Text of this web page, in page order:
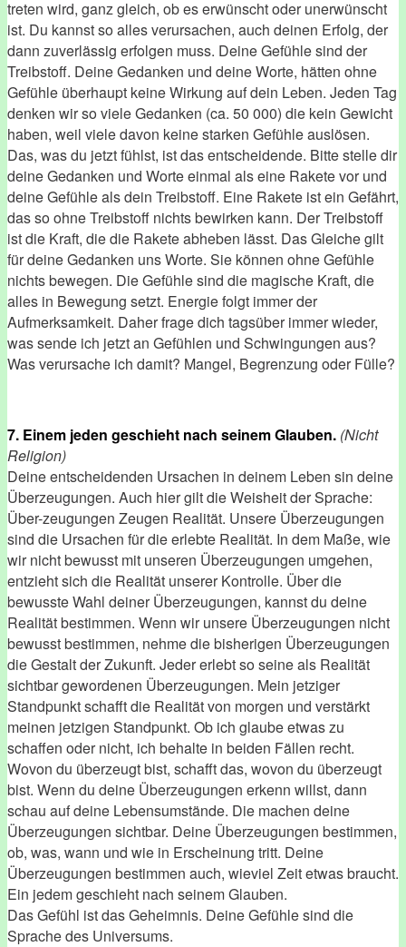
treten wird, ganz gleich, ob es erwünscht oder unerwünscht
ist. Du kannst so alles verursachen, auch deinen Erfolg, der
dann zuverlässig erfolgen muss. Deine Gefühle sind der
Treibstoff. Deine Gedanken und deine Worte, hätten ohne
Gefühle überhaupt keine Wirkung auf dein Leben. Jeden Tag
denken wir so viele Gedanken (ca. 50 000) die kein Gewicht
haben, weil viele davon keine starken Gefühle auslösen.
Das, was du jetzt fühlst, ist das entscheidende. Bitte stelle dir
deine Gedanken und Worte einmal als eine Rakete vor und
deine Gefühle als dein Treibstoff. Eine Rakete ist ein Gefährt,
das so ohne Treibstoff nichts bewirken kann. Der Treibstoff
ist die Kraft, die die Rakete abheben lässt. Das Gleiche gilt
für deine Gedanken uns Worte. Sie können ohne Gefühle
nichts bewegen. Die Gefühle sind die magische Kraft, die
alles in Bewegung setzt. Energie folgt immer der
Aufmerksamkeit. Daher frage dich tagsüber immer wieder,
was sende ich jetzt an Gefühlen und Schwingungen aus?
Was verursache ich damit? Mangel, Begrenzung oder Fülle?
7. Einem jeden geschieht nach seinem Glauben. (Nicht
Religion)
Deine entscheidenden Ursachen in deinem Leben sin deine
Überzeugungen. Auch hier gilt die Weisheit der Sprache:
Über-zeugungen Zeugen Realität. Unsere Überzeugungen
sind die Ursachen für die erlebte Realität. In dem Maße, wie
wir nicht bewusst mit unseren Überzeugungen umgehen,
entzieht sich die Realität unserer Kontrolle. Über die
bewusste Wahl deiner Überzeugungen, kannst du deine
Realität bestimmen. Wenn wir unsere Überzeugungen nicht
bewusst bestimmen, nehme die bisherigen Überzeugungen
die Gestalt der Zukunft. Jeder erlebt so seine als Realität
sichtbar gewordenen Überzeugungen. Mein jetziger
Standpunkt schafft die Realität von morgen und verstärkt
meinen jetzigen Standpunkt. Ob ich glaube etwas zu
schaffen oder nicht, ich behalte in beiden Fällen recht.
Wovon du überzeugt bist, schafft das, wovon du überzeugt
bist. Wenn du deine Überzeugungen erkenn willst, dann
schau auf deine Lebensumstände. Die machen deine
Überzeugungen sichtbar. Deine Überzeugungen bestimmen,
ob, was, wann und wie in Erscheinung tritt. Deine
Überzeugungen bestimmen auch, wieviel Zeit etwas braucht.
Ein jedem geschieht nach seinem Glauben.
Das Gefühl ist das Geheimnis. Deine Gefühle sind die
Sprache des Universums.